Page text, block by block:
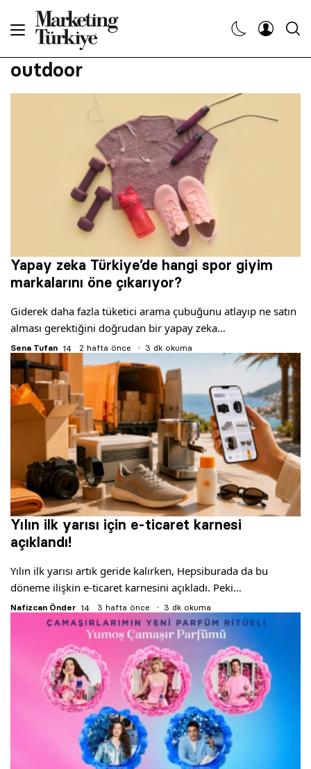
outdoor
Yapay zeka Türkiye’de hangi spor giyim
markalarını öne çıkarıyor?
Giderek daha fazla tüketici arama çubuğunu atlayıp ne satın
alması gerektiğini doğrudan bir yapay zeka…
Sena Tufan 2 hafta önce 3 dk okuma
Yılın ilk yarısı için e-ticaret karnesi
açıklandı!
Yılın ilk yarısı artık geride kalırken, Hepsiburada da bu
döneme ilişkin e-ticaret karnesini açıkladı. Peki…
Nafizcan Önder 3 hafta önce 3 dk okuma
Haberler
Kariyer
Yazarlar
Araştırma